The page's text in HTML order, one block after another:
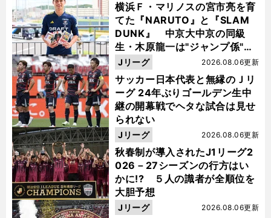
横浜Ｆ・マリノスの宮市亮を育
てた『NARUTO』と『SLAM
DUNK』 中京大中京の同級
生・木原龍一は"ジャンプ係"だ
った
サッカー日本代表と無縁のＪリ
ーグ 24年ぶりゴールデン生中
継の開幕戦でヘタな試合は見せ
られない
2026.08.06更新
Jリーグ
秋春制が導入されたJ1リーグ2
026－27シーズンの行方はい
かに!? ５人の識者が全順位を
大胆予想
2026.08.06更新
Jリーグ
2026.08.06更新
Jリーグ